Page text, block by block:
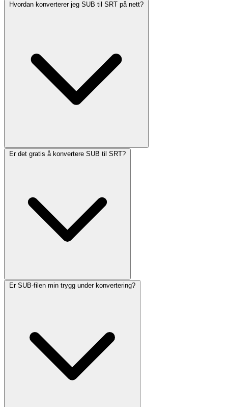
Hvordan konverterer jeg SUB til SRT på nett?
Er det gratis å konvertere SUB til SRT?
Er SUB-filen min trygg under konvertering?